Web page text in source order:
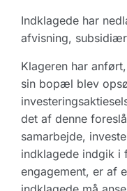
Indklagede har
afvisning,
Klageren har
sin bopæl blev
det af denne
samarbejde,
indklagede indgik i
engagement, er af